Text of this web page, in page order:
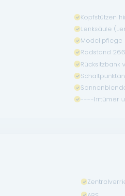
Kopfstützen
Lenksäule
Modellpflege
Radstand
Rücksitzbank
----Irrtümer